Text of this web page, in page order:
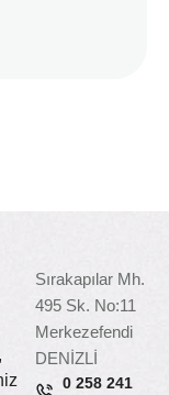
Sırakapılar Mh.
495 Sk. No:11
Merkezefendi
DENİZLİ
0 258 241